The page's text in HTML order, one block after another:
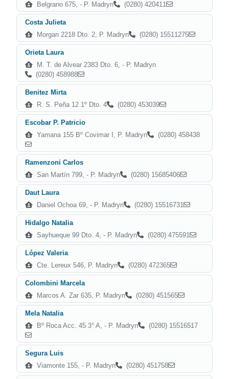
Belgrano 675, - P. Madryn
(0280) 420411
Costa Julieta
Morgan 2218 Dto. 2, P. Madryn
(0280) 15511275
Orieta Laura
M. T. de Alvear 2383 Dto. 6, - P. Madryn
(0280) 458988
Benitez Mirta
R. S. Peña 12 1º Dto. 4
(0280) 453039
Escobar P. Patricio
Yamana 155 Bº Covimar I, P. Madryn
(0280) 458438
Ramenzoni Carlos
San Martín 799, - P. Madryn
(0280) 15685406
Daut Laura
Daniel Ochoa 69, - P. Madryn
(0280) 15516731
Hidalgo Natalia
Sayhueque 99 Dto. 4, - P. Madryn
(0280) 475591
López Valeria
Cte. Lereux 546, P. Madryn
(0280) 472365
Colombini Marcela
Marcos A. Zar 635, P. Madryn
(0280) 451565
Mela Natalia
Bº Roca Acc. 45 3° A, - P. Madryn
(0280) 15516517
Segura Luis
Viamonte 155, - P. Madryn
(0280) 451758